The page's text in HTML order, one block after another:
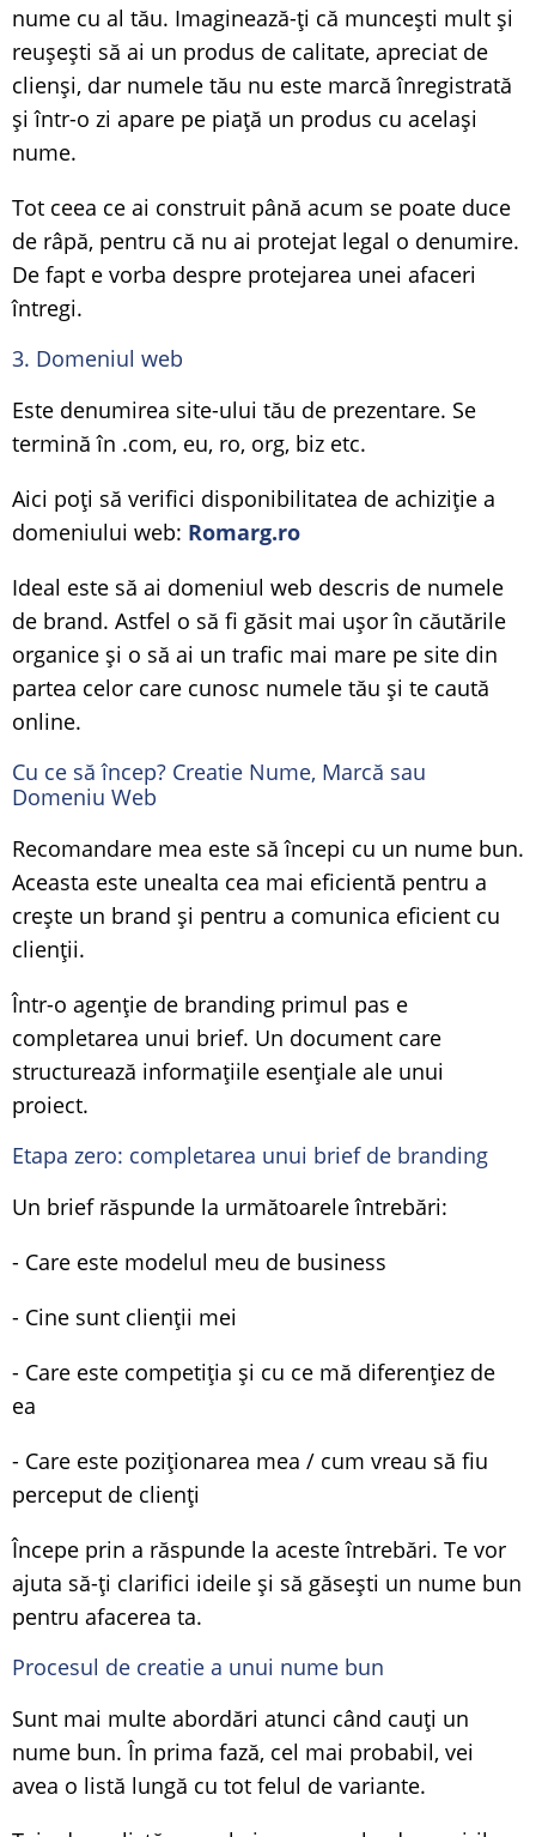
nume cu al tău. Imaginează-ți că muncești mult și
reușești să ai un produs de calitate, apreciat de
clienși, dar numele tău nu este marcă înregistrată
și într-o zi apare pe piață un produs cu același
nume.
Tot ceea ce ai construit până acum se poate duce
de râpă, pentru că nu ai protejat legal o denumire.
De fapt e vorba despre protejarea unei afaceri
întregi.
3. Domeniul web
Este denumirea site-ului tău de prezentare. Se
termină în .com, eu, ro, org, biz etc.
Aici poți să verifici disponibilitatea de achiziție a
domeniului web: Romarg.ro
Ideal este să ai domeniul web descris de numele
de brand. Astfel o să fi găsit mai ușor în căutările
organice și o să ai un trafic mai mare pe site din
partea celor care cunosc numele tău și te caută
online.
Cu ce să încep? Creatie Nume, Marcă sau
Domeniu Web
Recomandare mea este să începi cu un nume bun.
Aceasta este unealta cea mai eficientă pentru a
crește un brand și pentru a comunica eficient cu
clienții.
Într-o agenție de branding primul pas e
completarea unui brief. Un document care
structurează informațiile esențiale ale unui
proiect.
Etapa zero: completarea unui brief de branding
Un brief răspunde la următoarele întrebări:
- Care este modelul meu de business
- Cine sunt clienții mei
- Care este competiția și cu ce mă diferențiez de
ea
- Care este poziționarea mea / cum vreau să fiu
perceput de clienți
Începe prin a răspunde la aceste întrebări. Te vor
ajuta să-ți clarifici ideile și să găsești un nume bun
pentru afacerea ta.
Procesul de creatie a unui nume bun
Sunt mai multe abordări atunci când cauți un
nume bun. În prima fază, cel mai probabil, vei
avea o listă lungă cu tot felul de variante.